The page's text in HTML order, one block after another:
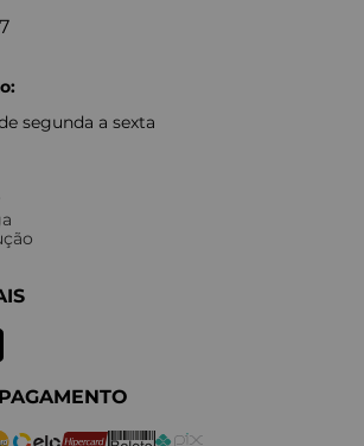
segunda a sexta